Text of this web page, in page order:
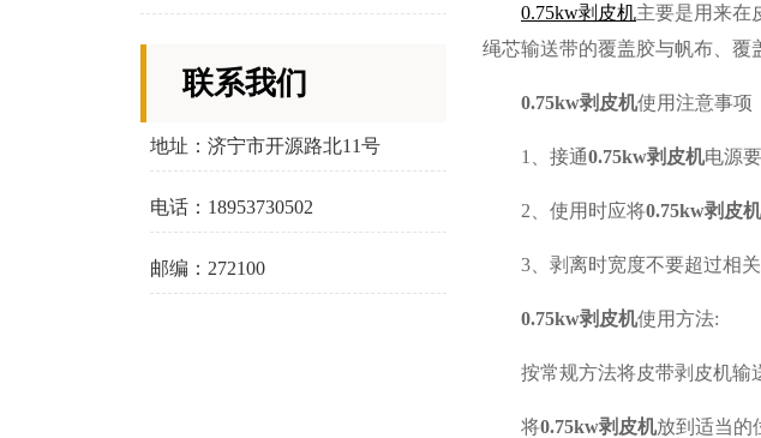
联系我们
地址：济宁市开源路北11号
电话：18953730502
邮编：272100
0.75kw剥皮机主要是用来在
绳芯输送带的覆盖胶与帆布、覆
0.75kw剥皮机使用注意事项
1、接通0.75kw剥皮机电源
2、使用时应将0.75kw剥皮机
3、剥离时宽度不要超过相关
0.75kw剥皮机使用方法:
按常规方法将皮带剥皮机输
将0.75kw剥皮机放到适当的